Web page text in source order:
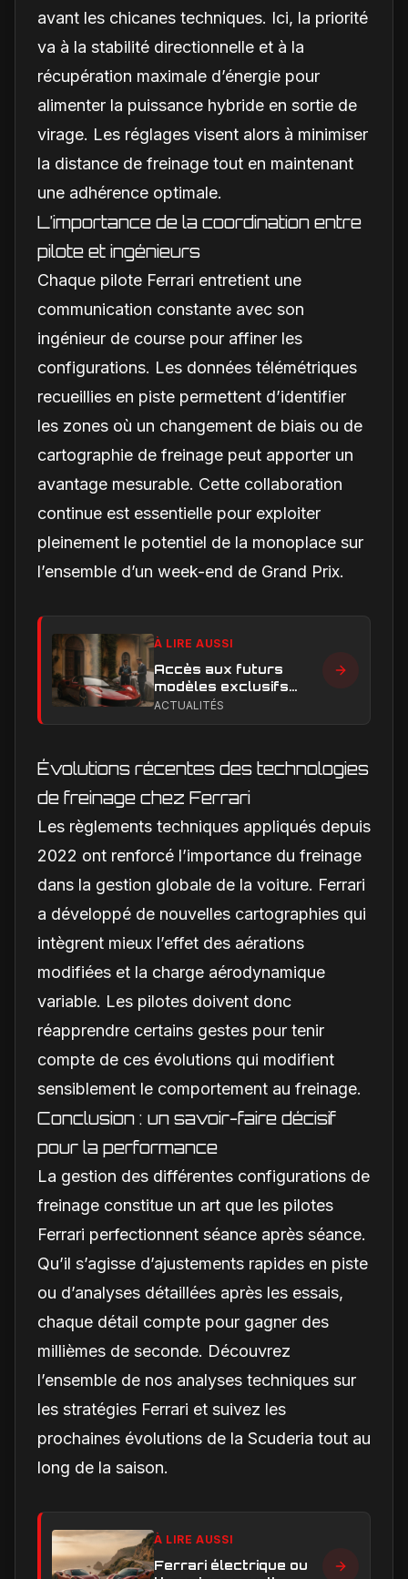
avant les chicanes techniques. Ici, la priorité
va à la stabilité directionnelle et à la
récupération maximale d’énergie pour
alimenter la puissance hybride en sortie de
virage. Les réglages visent alors à minimiser
la distance de freinage tout en maintenant
une adhérence optimale.
L’importance de la coordination entre
pilote et ingénieurs
Chaque pilote Ferrari entretient une
communication constante avec son
ingénieur de course pour affiner les
configurations. Les données télémétriques
recueillies en piste permettent d’identifier
les zones où un changement de biais ou de
cartographie de freinage peut apporter un
avantage mesurable. Cette collaboration
continue est essentielle pour exploiter
pleinement le potentiel de la monoplace sur
l’ensemble d’un week-end de Grand Prix.
À LIRE AUSSI
Accès aux futurs
modèles exclusifs
Ferrari : l'achat
ACTUALITÉS
Évolutions récentes des technologies
de freinage chez Ferrari
Les règlements techniques appliqués depuis
2022 ont renforcé l’importance du freinage
dans la gestion globale de la voiture. Ferrari
a développé de nouvelles cartographies qui
intègrent mieux l’effet des aérations
modifiées et la charge aérodynamique
variable. Les pilotes doivent donc
réapprendre certains gestes pour tenir
compte de ces évolutions qui modifient
sensiblement le comportement au freinage.
Conclusion : un savoir-faire décisif
pour la performance
La gestion des différentes configurations de
freinage constitue un art que les pilotes
Ferrari perfectionnent séance après séance.
Qu’il s’agisse d’ajustements rapides en piste
ou d’analyses détaillées après les essais,
chaque détail compte pour gagner des
millièmes de seconde. Découvrez
l’ensemble de nos analyses techniques sur
les stratégies Ferrari et suivez les
prochaines évolutions de la Scuderia tout au
long de la saison.
À LIRE AUSSI
Ferrari électrique ou